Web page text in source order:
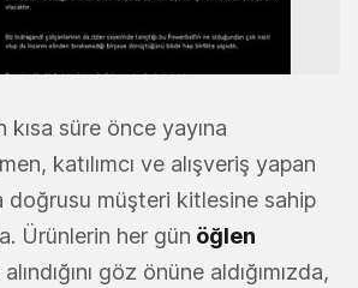
kısa süre önce yayına
katılımcı ve alışveriş yapan
doğrusu müşteri kitlesine sahip
Ürünlerin her gün öğlen
göz önüne aldığımızda,